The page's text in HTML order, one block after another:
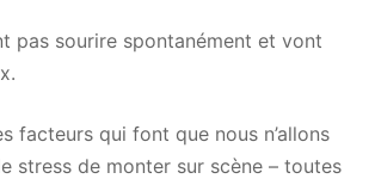
pas sourire spontanément et vont
facteurs qui font que nous n’allons
stress de monter sur scène – toutes